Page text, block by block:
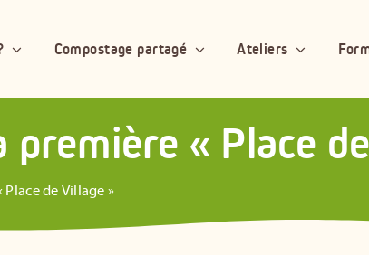
Compostage partagé Ateliers
« Place
de Village »